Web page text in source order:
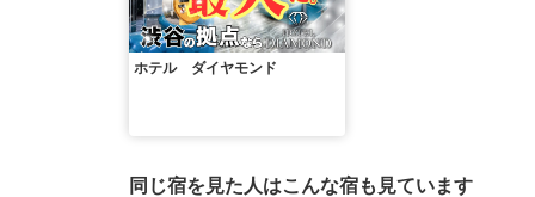
ホテル ダイヤモンド
同じ宿を見た人はこんな宿も見ています